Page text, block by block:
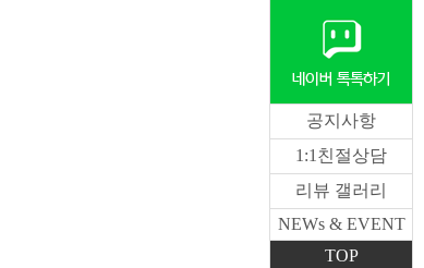
공지사항
1:1친절상담
리뷰 갤러리
NEWs & EVENT
TOP